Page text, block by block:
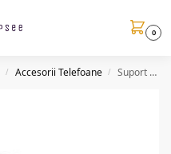
0
/ Accesorii Telefoane / Suport tip inel pentru telefon, metalic, negru